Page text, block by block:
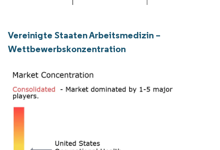
Vereinigte Staaten Arbeitsmedizin –
Wettbewerbskonzentration